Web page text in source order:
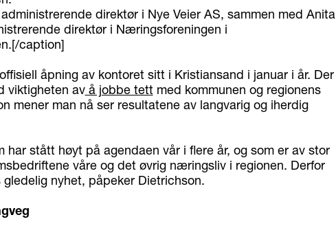
direktør i Nye Veier AS, sammen med Anita
direktør i Næringsforeningen i
caption]
åpning av kontoret sitt i Kristiansand i januar i år. Der
viktigheten avå jobbe tettmed kommunen og regionens
mener man nå ser resultatene av langvarig og iherdig
har stått høyt på agendaen vår i flere år, og som er av stor
våre og det øvrig næringsliv i regionen. Derfor
nyhet, påpeker Dietrichson.